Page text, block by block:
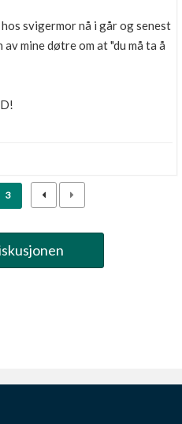
svigermor nå i går og senest
mine døtre om at "du må ta å
3